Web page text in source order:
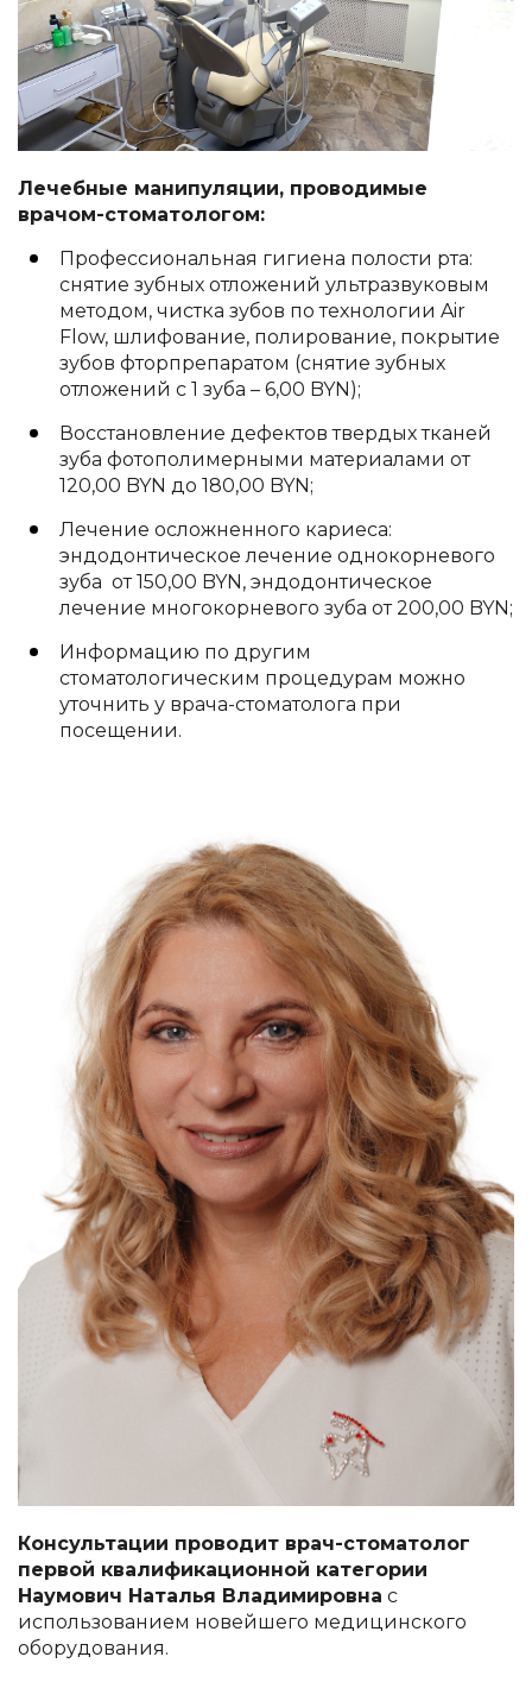
Лечебные манипуляции, проводимые
врачом-стоматологом:
Профессиональная гигиена полости рта:
снятие зубных отложений ультразвуковым
методом, чистка зубов по технологии Air
Flow, шлифование, полирование, покрытие
зубов фторпрепаратом (снятие зубных
отложений с 1 зуба – 6,00 BYN);
Восстановление дефектов твердых тканей
зуба фотополимерными материалами от
120,00 BYN до 180,00 BYN;
Лечение осложненного кариеса:
эндодонтическое лечение однокорневого
зуба от 150,00 BYN, эндодонтическое
лечение многокорневого зуба от 200,00 BYN;
Информацию по другим
стоматологическим процедурам можно
уточнить у врача-стоматолога при
посещении.
Консультации проводит врач-стоматолог
первой квалификационной категории
Наумович Наталья Владимировна с
использованием новейшего медицинского
оборудования.